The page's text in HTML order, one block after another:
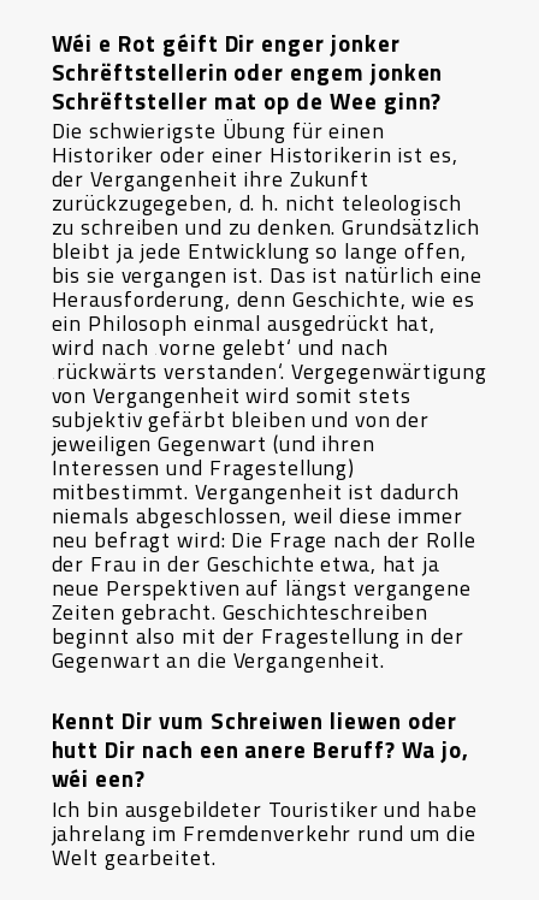
Wéi e Rot géift Dir enger jonker
Schrëftstellerin oder engem jonken
Schrëftsteller mat op de Wee ginn?
Die schwierigste Übung für einen
Historiker oder einer Historikerin ist es,
der Vergangenheit ihre Zukunft
zurückzugegeben, d. h. nicht teleologisch
zu schreiben und zu denken. Grundsätzlich
bleibt ja jede Entwicklung so lange offen,
bis sie vergangen ist. Das ist natürlich eine
Herausforderung, denn Geschichte, wie es
ein Philosoph einmal ausgedrückt hat,
wird nach ‚vorne gelebt‘ und nach
‚rückwärts verstanden‘. Vergegenwärtigung
von Vergangenheit wird somit stets
subjektiv gefärbt bleiben und von der
jeweiligen Gegenwart (und ihren
Interessen und Fragestellung)
mitbestimmt. Vergangenheit ist dadurch
niemals abgeschlossen, weil diese immer
neu befragt wird: Die Frage nach der Rolle
der Frau in der Geschichte etwa, hat ja
neue Perspektiven auf längst vergangene
Zeiten gebracht. Geschichteschreiben
beginnt also mit der Fragestellung in der
Gegenwart an die Vergangenheit.
Kennt Dir vum Schreiwen liewen oder
hutt Dir nach een anere Beruff? Wa jo,
wéi een?
Ich bin ausgebildeter Touristiker und habe
jahrelang im Fremdenverkehr rund um die
Welt gearbeitet.